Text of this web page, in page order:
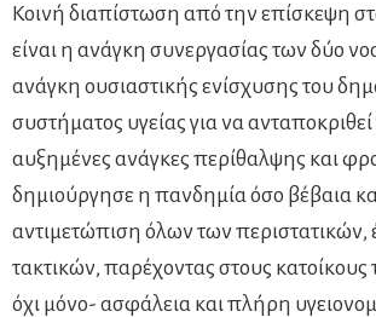
Κοινή διαπίστωση από την επίσκεψη
είναι η ανάγκη συνεργασίας των δύο
ανάγκη ουσιαστικής ενίσχυσης του
συστήματος υγείας για να ανταποκριθεί
αυξημένες ανάγκες περίθαλψης και
δημιούργησε η πανδημία όσο βέβαια
αντιμετώπιση όλων των περιστατικών,
τακτικών, παρέχοντας στους κατοίκους
όχι μόνο- ασφάλεια και πλήρη